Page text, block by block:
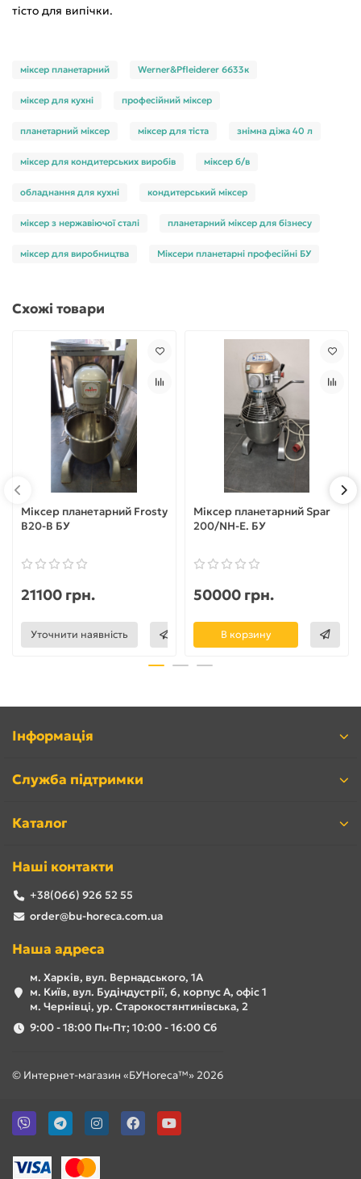
тісто для випічки.
міксер планетарний Werner&Pfleiderer 6633к
міксер для кухні професійний міксер
планетарний міксер міксер для тіста знімна діжа 40 л
міксер для кондитерських виробів міксер б/в
обладнання для кухні кондитерський міксер
міксер з нержавіючої сталі планетарний міксер для бізнесу
міксер для виробництва Міксери планетарні професійні БУ
Схожі товари
Міксер планетарний Frosty
B20-B БУ
21100 грн.
Уточнити наявність
Міксер планетарний Spar
200/NH-E. БУ
50000 грн.
В корзину
Інформація
Служба підтримки
Каталог
Наші контакти
+38(066) 926 52 55
order@bu-horeca.com.ua
Наша адреса
м. Харків, вул. Вернадського, 1А
м. Київ, вул. Будіндустрії, 6, корпус А, офіс 1
м. Чернівці, ур. Старокостянтинівська, 2
9:00 - 18:00 Пн-Пт; 10:00 - 16:00 Сб
© Интернет-магазин «БУHoreca™» 2026